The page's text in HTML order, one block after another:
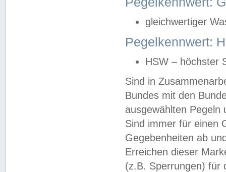
gleichwertiger
Pegelkennwert:
HSW – höchster
Sind in
Bundes mit den
ausgewählten
Sind immer für einen
Gegebenheiten ab
Erreichen dieser
(z.B. Sperrungen) für